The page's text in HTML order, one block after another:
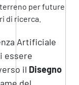
per future
di ricerca.
Artificiale
essere
il Disegno